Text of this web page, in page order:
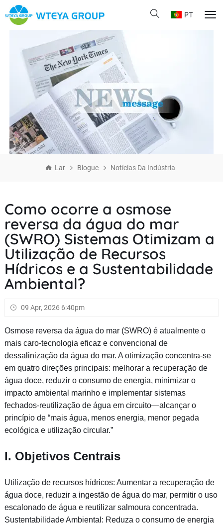
PT
Lar Blogue Notícias Da Indústria
Como ocorre a osmose
reversa da água do mar
(SWRO) Sistemas Otimizam a
Utilização de Recursos
Hídricos e a Sustentabilidade
Ambiental?
09 Apr, 2026 6:40pm
Osmose reversa da água do mar (SWRO) é atualmente o
mais caro-tecnologia eficaz e convencional de
dessalinização da água do mar. A otimização concentra-se
em quatro direções principais: melhorar a recuperação de
água doce, reduzir o consumo de energia, minimizar o
impacto ambiental marinho e implementar sistemas
fechados-reutilização de água em circuito—alcançar o
princípio de “mais água, menos energia, menor pegada
ecológica e utilização circular.”
I. Objetivos Centrais
Utilização de recursos hídricos: Aumentar a recuperação de
água doce, reduzir a ingestão de água do mar, permitir o uso
escalonado de água e reutilizar salmoura concentrada.
Sustentabilidade Ambiental: Reduza o consumo de energia